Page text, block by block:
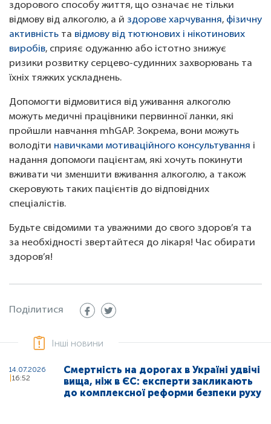
здорового способу життя, що означає не тільки
відмову від алкоголю, а й здорове харчування, фізичну
активність та відмову від тютюнових і нікотинових
виробів, сприяє одужанню або істотно знижує
ризики розвитку серцево-судинних захворювань та
їхніх тяжких ускладнень.
Допомогти відмовитися від уживання алкоголю
можуть медичні працівники первинної ланки, які
пройшли навчання mhGAP. Зокрема, вони можуть
володіти навичками мотиваційного консультування і
надання допомоги пацієнтам, які хочуть покинути
вживати чи зменшити вживання алкоголю, а також
скеровують таких пацієнтів до відповідних
спеціалістів.
Будьте свідомими та уважними до свого здоров’я та
за необхідності звертайтеся до лікаря! Час обирати
здоров’я!
Поділитися
Інші новини
14.07.2026
16:52
Смертність на дорогах в Україні удвічі
вища, ніж в ЄС: експерти закликають
до комплексної реформи безпеки руху